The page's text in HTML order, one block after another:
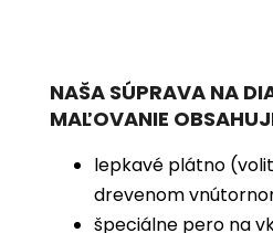
NAŠA SÚPRAVA NA
MAĽOVANIE
lepkavé plátno
drevenom
špeciálne pero na